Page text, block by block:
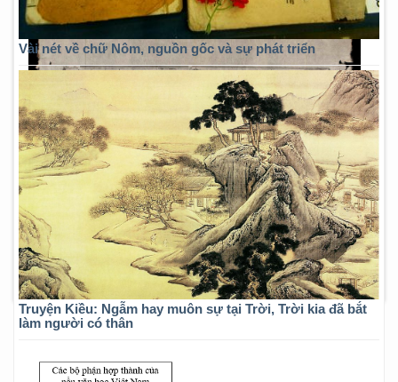
Vài nét về chữ Nôm, nguồn gốc và sự phát triển
Truyện Kiều: Ngẫm hay muôn sự tại Trời, Trời kia đã bắt
làm người có thân